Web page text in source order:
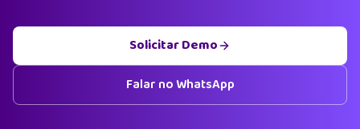
Solicitar Demo
Falar no WhatsApp